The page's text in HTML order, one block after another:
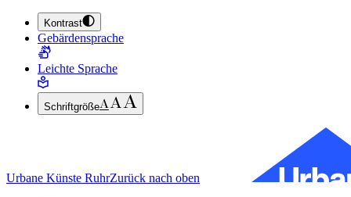
ZUM HAUPTINHALT SPRINGEN (ENTER DRÜCKEN)
ZUM FUSSBEREICH SPRINGEN (ENTER DRÜCKEN)
Kontrast
Gebärdensprache
Leichte Sprache
Schriftgröße
Urbane Künste RuhrZurück nach oben